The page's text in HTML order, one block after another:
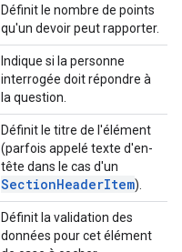
Définit le nombre de points
qu'un devoir peut rapporter.
Indique si la personne
interrogée doit répondre à
la question.
Définit le titre de l'élément
(parfois appelé texte d'en-
tête dans le cas d'un
SectionHeaderItem).
Définit la validation des
données pour cet élément